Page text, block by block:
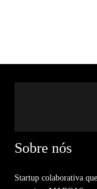
Sobre nós
Startup colaborativa que